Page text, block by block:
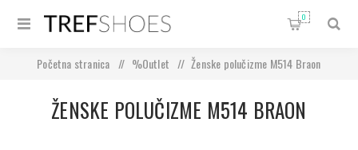
0
Početna stranica / %Outlet / Ženske polučizme M514 Braon
ŽENSKE POLUČIZME M514 BRAON